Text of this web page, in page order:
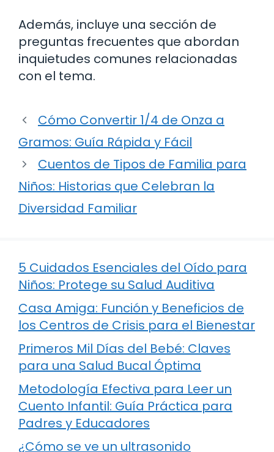
Además, incluye una sección de
preguntas frecuentes que abordan
inquietudes comunes relacionadas
con el tema.
Cómo Convertir 1/4 de Onza a
Gramos: Guía Rápida y Fácil
Cuentos de Tipos de Familia para
Niños: Historias que Celebran la
Diversidad Familiar
5 Cuidados Esenciales del Oído para
Niños: Protege su Salud Auditiva
Casa Amiga: Función y Beneficios de
los Centros de Crisis para el Bienestar
Primeros Mil Días del Bebé: Claves
para una Salud Bucal Óptima
Metodología Efectiva para Leer un
Cuento Infantil: Guía Práctica para
Padres y Educadores
¿Cómo se ve un ultrasonido